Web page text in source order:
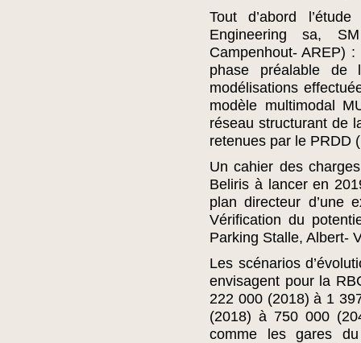
Tout d’abord
Engineering sa,
Campenhout- AREP)
phase préalable de
modélisations
modèle multimodal
réseau structurant de
retenues par le PRDD
Un cahier des
Beliris à lancer en
plan directeur d’une
Vérification du
Parking Stalle, Albert-
Les scénarios
envisagent pour la
222 000 (2018) à 1
(2018) à 750 000
comme les gares